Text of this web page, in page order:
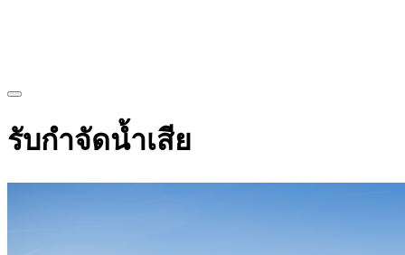
รับกำจัดน้ำเสีย